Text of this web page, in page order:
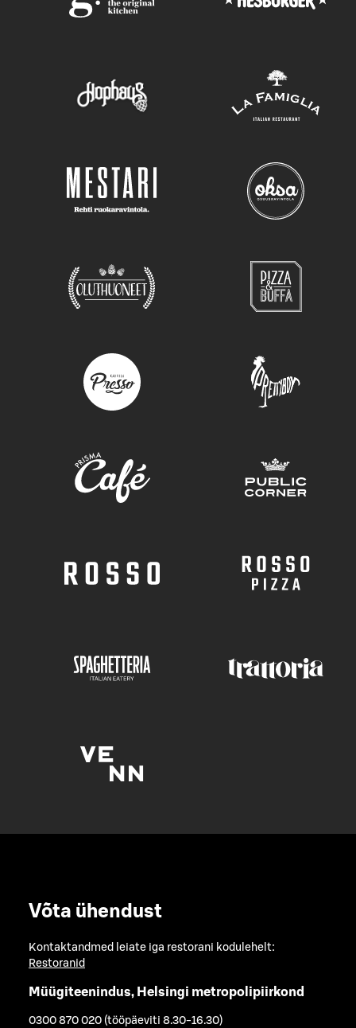
Võta ühendust
Kontaktandmed leiate iga restorani kodulehelt:
Restoranid
Müügiteenindus, Helsingi metropolipiirkond
0300 870 020 (tööpäeviti 8.30-16.30)